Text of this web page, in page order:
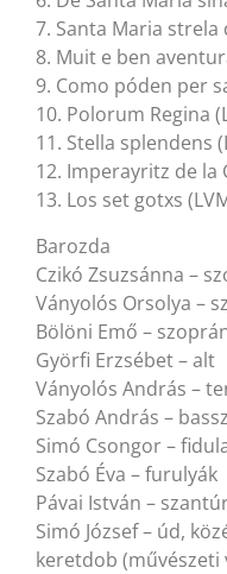
7. Santa Maria strela
8. Muit e ben
9. Como póden per
10. Polorum Regina
11. Stella splendens
12. Imperayritz de la
13. Los set gotxs
Barozda
Czikó Zsuzsánna –
Ványolós Orsolya –
Bölöni Emő –
Györfi Erzsébet – alt
Ványolós András –
Szabó András –
Simó Csongor –
Szabó Éva – furulyák
Pávai István –
Simó József – úd,
keretdob (művészeti